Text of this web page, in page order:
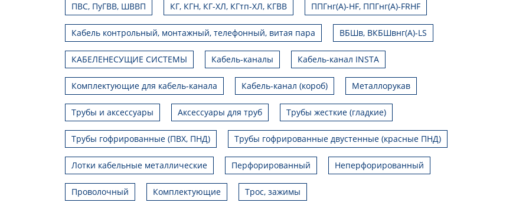
ПВС, ПуГВВ, ШВВП КГ, КГН, КГ-ХЛ, КГтп-ХЛ, КГВВ ППГнг(А)-HF, ППГнг(А)-FRHF
Кабель контрольный, монтажный, телефонный, витая пара ВБШв, ВКБШвнг(А)-LS
КАБЕЛЕНЕСУЩИЕ СИСТЕМЫ Кабель-каналы Кабель-канал INSTA
Комплектующие для кабель-канала Кабель-канал (короб) Металлорукав
Трубы и аксессуары Аксессуары для труб Трубы жесткие (гладкие)
Трубы гофрированные (ПВХ, ПНД) Трубы гофрированные двустенные (красные ПНД)
Лотки кабельные металлические Перфорированный Неперфорированный
Проволочный Комплектующие Трос, зажимы